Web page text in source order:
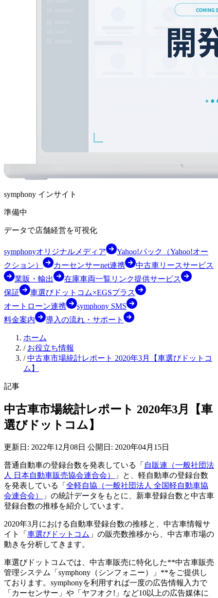
symphony インサイト
準備中
データで店舗経営を可視化
symphonyオリジナルメディア
Yahoo!パック（Yahoo!オー
クション）
カーセンサーnet連携
中古車リースサービス
業販・輸出
在庫車両一覧リンク提供サービス
保証
車選びドットコム×EGSプラス
オートローン連携
symphony SMS
料金案内
導入の流れ・サポート
ホーム
/ お役立ち情報
/ 中古車市場統計レポート 2020年3月【車選びドットコ
ム】
記事
中古車市場統計レポート 2020年3月【車
選びドットコム】
更新日: 2022年12月08日 公開日: 2020年04月15日
普通自動車の登録台数を発表している「 自販連（一般社団法
人 日本自動車販売協会連合会）
」と、軽自動車の登録台数
を発表している「 全軽自協（一般社団法人 全国軽自動車協
会連合会）
」の統計データをもとに、新車登録台数と中古車
登録台数の推移を紹介しています。
2020年3月における自動車登録台数の推移と、中古車情報サ
イト「 車選びドットコム 」の販売数推移から、中古車市場の
動きを分析してきます。
車選びドットコムでは、中古車販売に特化した**中古車販売
管理システム「symphony（シンフォニー）」**をご提供し
ております。symphonyを利用すれば一度の広告情報入力で
「カーセンサー」や「ヤフオク!」など10以上の広告媒体に